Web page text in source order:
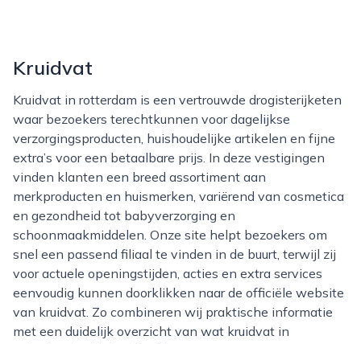
Kruidvat
Kruidvat in rotterdam is een vertrouwde drogisterijketen
waar bezoekers terechtkunnen voor dagelijkse
verzorgingsproducten, huishoudelijke artikelen en fijne
extra’s voor een betaalbare prijs. In deze vestigingen
vinden klanten een breed assortiment aan
merkproducten en huismerken, variërend van cosmetica
en gezondheid tot babyverzorging en
schoonmaakmiddelen. Onze site helpt bezoekers om
snel een passend filiaal te vinden in de buurt, terwijl zij
voor actuele openingstijden, acties en extra services
eenvoudig kunnen doorklikken naar de officiële website
van kruidvat. Zo combineren wij praktische informatie
met een duidelijk overzicht van wat kruidvat in